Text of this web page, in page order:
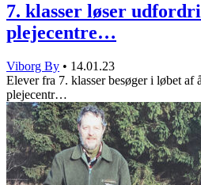
7. klasser løser
plejecentre…
Viborg By • 14.01.23
Elever fra 7. klasser besøger i løbet af
plejecentr…